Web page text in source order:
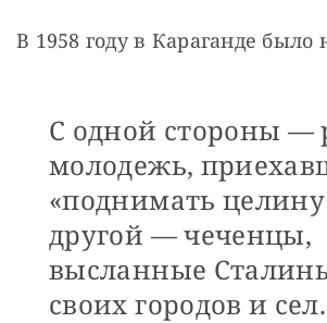
В 1958 году в Караганде было
С одной стороны —
молодежь,
«поднимать
другой — чеченцы,
высланные
своих городов и сел.